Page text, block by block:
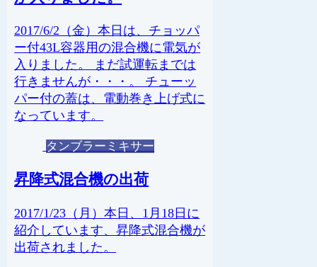
2017/6/2（金）本日は、チョッパ
ー付43L容器用の混合機に電気が
入りました。 まだ試運転までは
行きませんが・・・。 チューッ
パー付の蓋は、電動巻き上げ式に
なっています。
タンブラーミキサー
昇降式混合機の出荷
2017/1/23（月）本日、1月18日に
紹介しています、昇降式混合機が
出荷されました。